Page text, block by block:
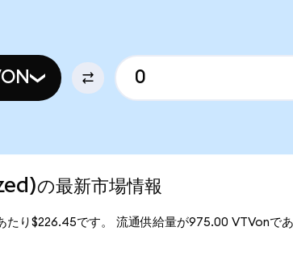
の最新市場情報
り$226.45です。 流通供給量が975.00 VTVonで